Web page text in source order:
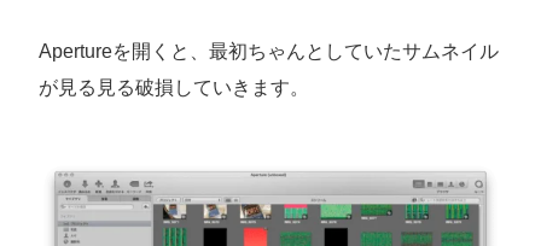
Apertureを開くと、最初ちゃんとしていたサムネイル
が見る見る破損していきます。